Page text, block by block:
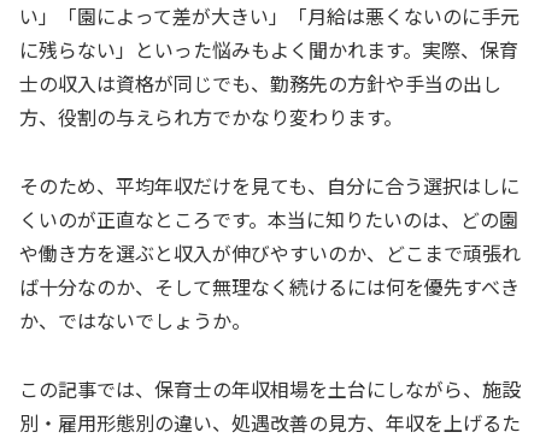
い」「園によって差が大きい」「月給は悪くないのに手元
に残らない」といった悩みもよく聞かれます。実際、保育
士の収入は資格が同じでも、勤務先の方針や手当の出し
方、役割の与えられ方でかなり変わります。
そのため、平均年収だけを見ても、自分に合う選択はしに
くいのが正直なところです。本当に知りたいのは、どの園
や働き方を選ぶと収入が伸びやすいのか、どこまで頑張れ
ば十分なのか、そして無理なく続けるには何を優先すべき
か、ではないでしょうか。
この記事では、保育士の年収相場を土台にしながら、施設
別・雇用形態別の違い、処遇改善の見方、年収を上げるた